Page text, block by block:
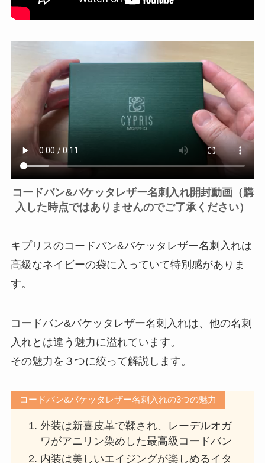
コードバン&バケッタレザー名刺入れ開封動画（購
入した時点ではありませんのでご了承ください）
キプリスのコードバン&バケッタレザー名刺入れは
高級なネイビーの袋に入っていて特別感がありま
す。
コードバン&バケッタレザー名刺入れは、他の名刺
入れとは違う魅力に溢れています。
その魅力を３つに絞って解説します。
コードバン&バケッタレザー名刺入れの3つの魅力
外装は新喜皮革で鞣され、レーデルオガ
ワがアニリン染めした最高級コードバン
内装は美しいエイジングが楽しめるイタ